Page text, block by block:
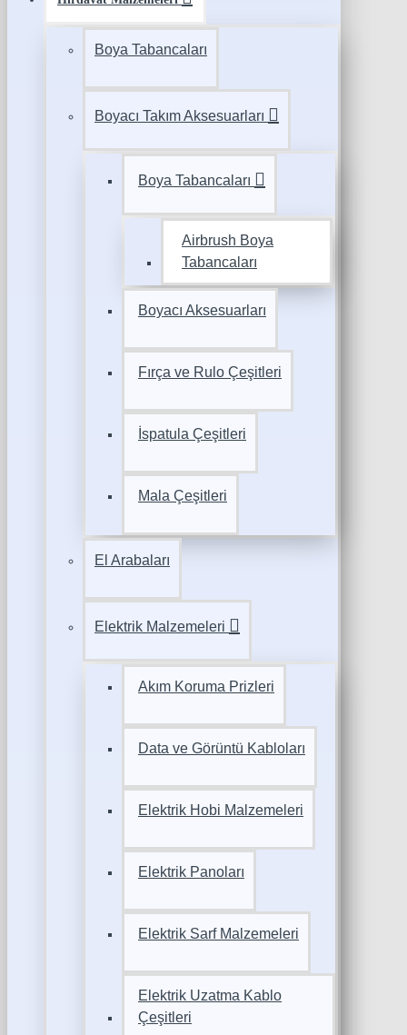
Boya Tabancaları
Boyacı Takım Aksesuarları
Boya Tabancaları
Airbrush Boya
Tabancaları
Boyacı Aksesuarları
Fırça ve Rulo Çeşitleri
İspatula Çeşitleri
Mala Çeşitleri
El Arabaları
Elektrik Malzemeleri
Akım Koruma Prizleri
Data ve Görüntü Kabloları
Elektrik Hobi Malzemeleri
Elektrik Panoları
Elektrik Sarf Malzemeleri
Elektrik Uzatma Kablo
Çeşitleri